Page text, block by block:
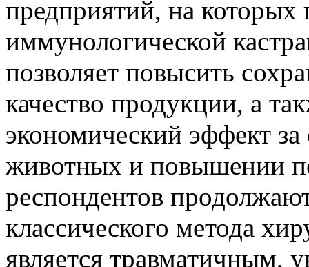
предприятий, на которых
иммунологической
позволяет повысить
качество продукции, а
экономический эффект за
животных и повышении
респондентов
классического метода
является травматичным,